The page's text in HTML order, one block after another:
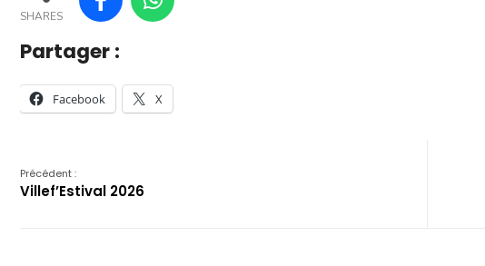
SHARES
Partager :
Facebook X
Précédent :
Villef’Estival 2026